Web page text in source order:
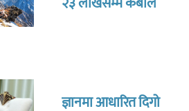
ज्ञानमा आधारित दिगो